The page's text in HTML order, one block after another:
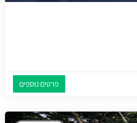
פרטים נוספים